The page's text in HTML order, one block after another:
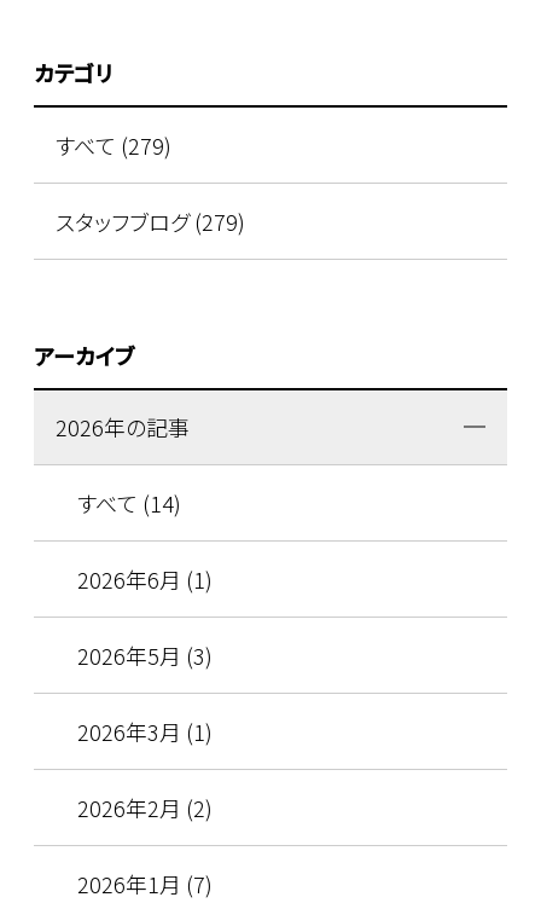
カテゴリ
すべて (279)
スタッフブログ (279)
アーカイブ
2026年の記事
すべて (14)
2026年6月 (1)
2026年5月 (3)
2026年3月 (1)
2026年2月 (2)
2026年1月 (7)